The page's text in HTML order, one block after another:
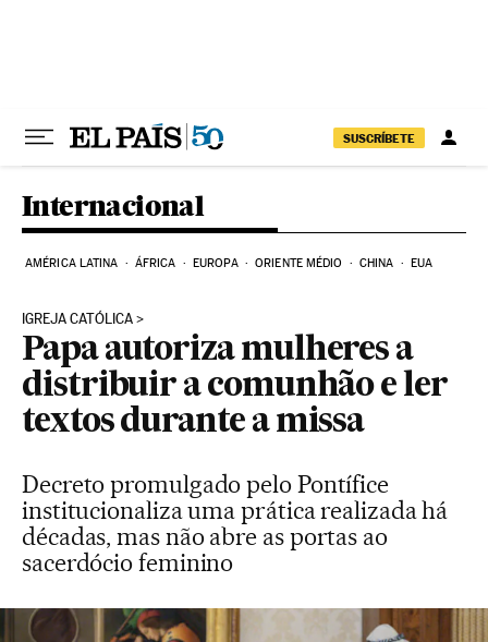
SUSCRÍBETE
Internacional
AMÉRICA LATINA ÁFRICA EUROPA ORIENTE MÉDIO CHINA EUA
IGREJA CATÓLICA
Papa autoriza mulheres a
distribuir a comunhão e ler
textos durante a missa
Decreto promulgado pelo Pontífice
institucionaliza uma prática realizada há
décadas, mas não abre as portas ao
sacerdócio feminino